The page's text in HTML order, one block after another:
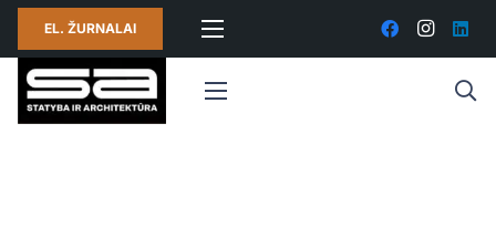
EL. ŽURNALAI